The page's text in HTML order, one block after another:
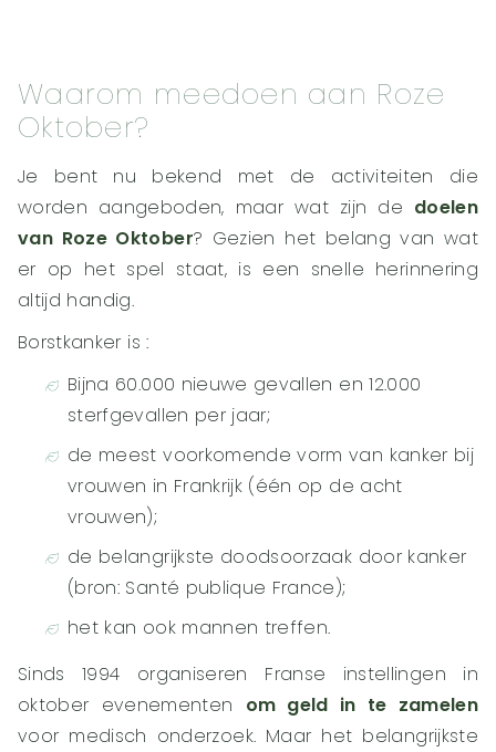
Waarom meedoen aan Roze
Oktober?
Je bent nu bekend met de activiteiten die
worden aangeboden, maar wat zijn de doelen
van Roze Oktober? Gezien het belang van wat
er op het spel staat, is een snelle herinnering
altijd handig.
Borstkanker is :
Bijna 60.000 nieuwe gevallen en 12.000
sterfgevallen per jaar;
de meest voorkomende vorm van kanker bij
vrouwen in Frankrijk (één op de acht
vrouwen);
de belangrijkste doodsoorzaak door kanker
(bron: Santé publique France);
het kan ook mannen treffen.
Sinds 1994 organiseren Franse instellingen in
oktober evenementen om geld in te zamelen
voor medisch onderzoek. Maar het belangrijkste